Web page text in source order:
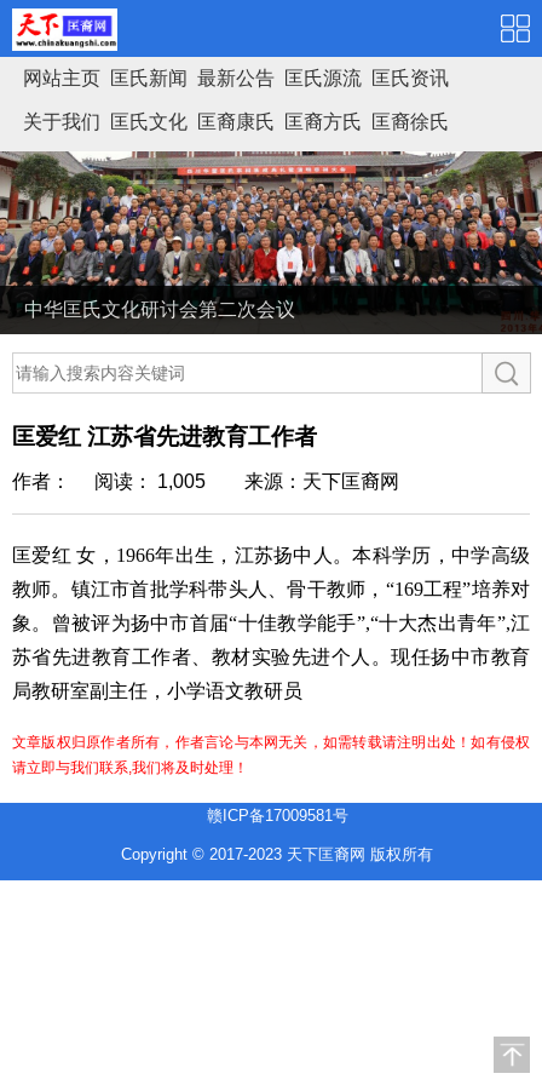
网站主页 匡氏新闻 最新公告 匡氏源流 匡氏资讯
关于我们 匡氏文化 匡裔康氏 匡裔方氏 匡裔徐氏
匡氏家谱
中华匡氏文化研讨会第二次会议
匡爱红 江苏省先进教育工作者
作者： 阅读： 1,005 来源：天下匡裔网
匡爱红 女， 1966年出生，江苏扬中人。本科学历，中学高级
教师。镇江市首批学科带头人、骨干教师， “169工程”培养对
象。曾被评为扬中市首届“十佳教学能手”,“十大杰出青年”,江
苏省先进教育工作者、教材实验先进个人。现任扬中市教育
局教研室副主任，小学语文教研员
文章版权归原作者所有，作者言论与本网无关，如需转载请注明出处！如有侵权
请立即与我们联系,我们将及时处理！
赣ICP备17009581号
Copyright © 2017-2023 天下匡裔网 版权所有